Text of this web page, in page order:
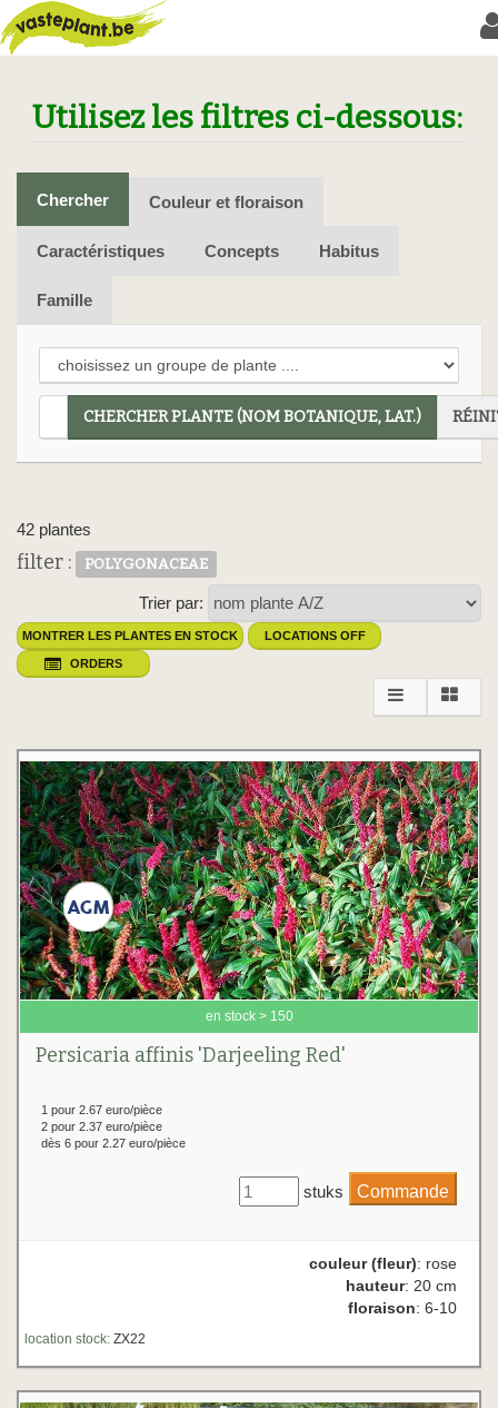
Utilisez les filtres ci-dessous:
Chercher Couleur et floraison
Caractéristiques Concepts Habitus
Famille
CHERCHER PLANTE (NOM BOTANIQUE, LAT.)
42 plantes
filter : POLYGONACEAE
Trier par:
MONTRER LES PLANTES EN STOCK LOCATIONS OFF
ORDERS
en stock > 150
Persicaria affinis 'Darjeeling Red'
1 pour 2.67 euro/pièce
2 pour 2.37 euro/pièce
dès 6 pour 2.27 euro/pièce
stuks
couleur (fleur): rose
hauteur: 20 cm
floraison: 6-10
location stock: ZX22